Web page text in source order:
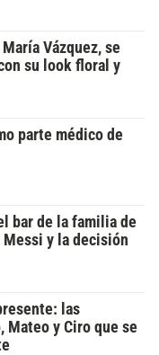
Vázquez, se
su look floral y
parte médico de
bar de la familia de
y la decisión
las
Mateo y Ciro que se